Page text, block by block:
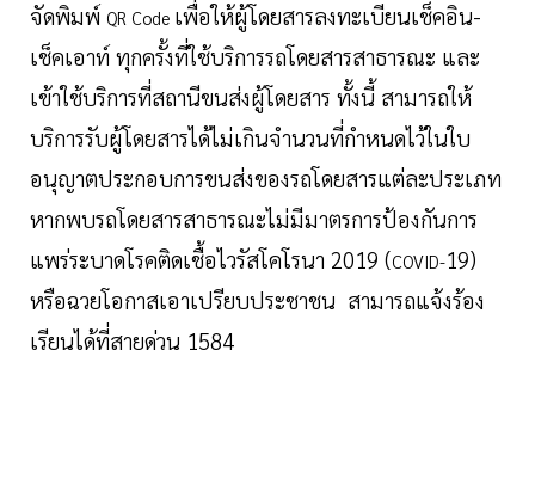
จัดพิมพ์ QR Code เพื่อให้ผู้โดยสารลงทะเบียนเช็คอิน-
เช็คเอาท์ ทุกครั้งที่ใช้บริการรถโดยสารสาธารณะ และ
เข้าใช้บริการที่สถานีขนส่งผู้โดยสาร ทั้งนี้ สามารถให้
บริการรับผู้โดยสารได้ไม่เกินจำนวนที่กำหนดไว้ในใบ
อนุญาตประกอบการขนส่งของรถโดยสารแต่ละประเภท
หากพบรถโดยสารสาธารณะไม่มีมาตรการป้องกันการ
แพร่ระบาดโรคติดเชื้อไวรัสโคโรนา 2019 (COVID-19)
หรือฉวยโอกาสเอาเปรียบประชาชน สามารถแจ้งร้อง
เรียนได้ที่สายด่วน 1584